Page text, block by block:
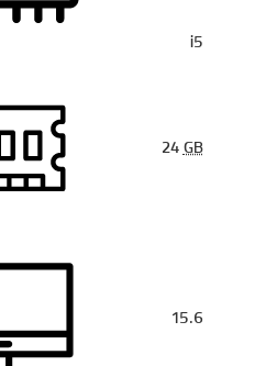
i5
24GB
15.6